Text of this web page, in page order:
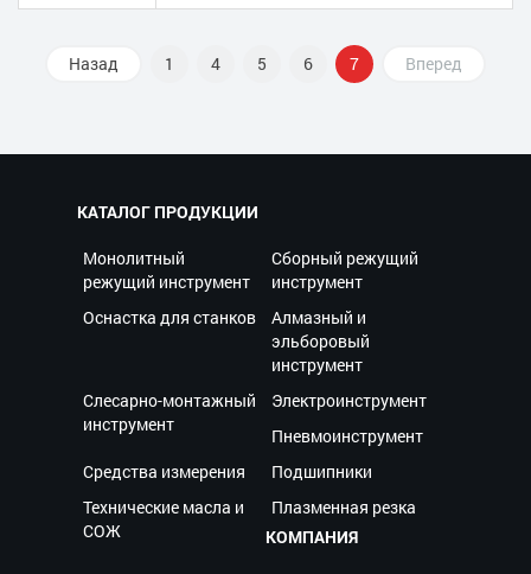
Назад 1 4 5 6 7 Вперед
КАТАЛОГ ПРОДУКЦИИ
Монолитный
режущий инструмент
Сборный режущий
инструмент
Оснастка для станков
Алмазный и
эльборовый
инструмент
Слесарно-монтажный
инструмент
Электроинструмент
Пневмоинструмент
Средства измерения
Подшипники
Технические масла и
СОЖ
Плазменная резка
КОМПАНИЯ